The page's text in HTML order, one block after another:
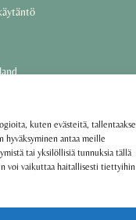
kuten evästeitä,
antaa meille
tai yksilöllisiä tunnuksia tällä
voi vaikuttaa haitallisesti tiettyihin